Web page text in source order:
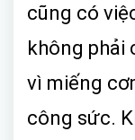
cũng có
không phải
vì miếng
công sức.